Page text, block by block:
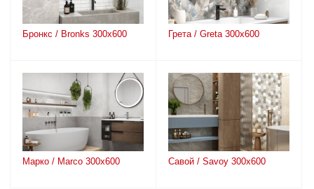
Бронкс / Bronks 300х600 Грета / Greta 300х600
Марко / Marco 300х600 Савой / Savoy 300х600